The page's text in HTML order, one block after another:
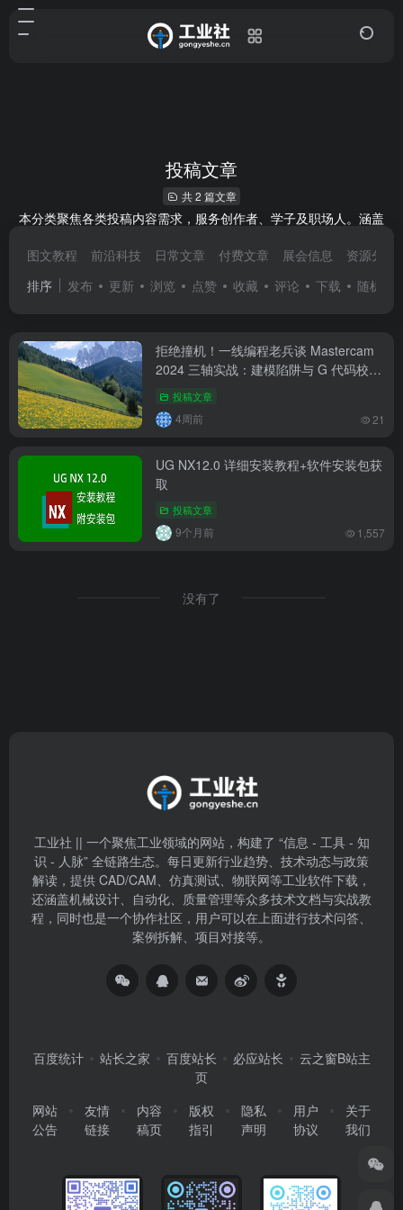
投稿文章
共 2 篇文章
本分类聚焦各类投稿内容需求，服务创作者、学子及职场人。涵盖
路、格式模板、征稿要求解读，附优质案例参考，助力明确投稿方
图文教程 前沿科技 日常文章 付费文章 展会信息
资源分享
排序
发布 更新 浏览 点赞 收藏 评论 下载 随机
拒绝撞机！一线编程老兵谈 Mastercam
2024 三轴实战：建模陷阱与 G 代码校验
全流程
投稿文章
4周前 21
UG NX12.0 详细安装教程+软件安装包获
取
投稿文章
9个月前 1,557
没有了
工业社 || 一个聚焦工业领域的网站，构建了 “信息 - 工具 - 知
识 - 人脉” 全链路生态。每日更新行业趋势、技术动态与政策
解读，提供 CAD/CAM、仿真测试、物联网等工业软件下载，
还涵盖机械设计、自动化、质量管理等众多技术文档与实战教
程，同时也是一个协作社区，用户可以在上面进行技术问答、
案例拆解、项目对接等。
百度统计 站长之家 百度站长 必应站长
云之窗B站主
页
网站
公告
友情
链接
内容
稿页
版权
指引
隐私
声明
用户
协议
关于
我们